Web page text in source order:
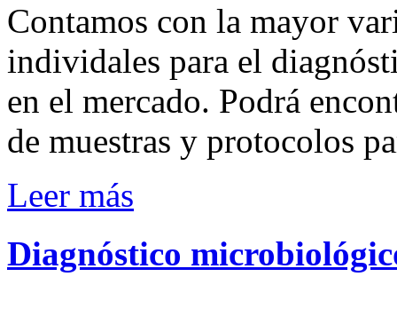
Contamos con la mayor
individales para el
en el mercado. Podrá
de muestras y protocolos
Leer más
Diagnóstico